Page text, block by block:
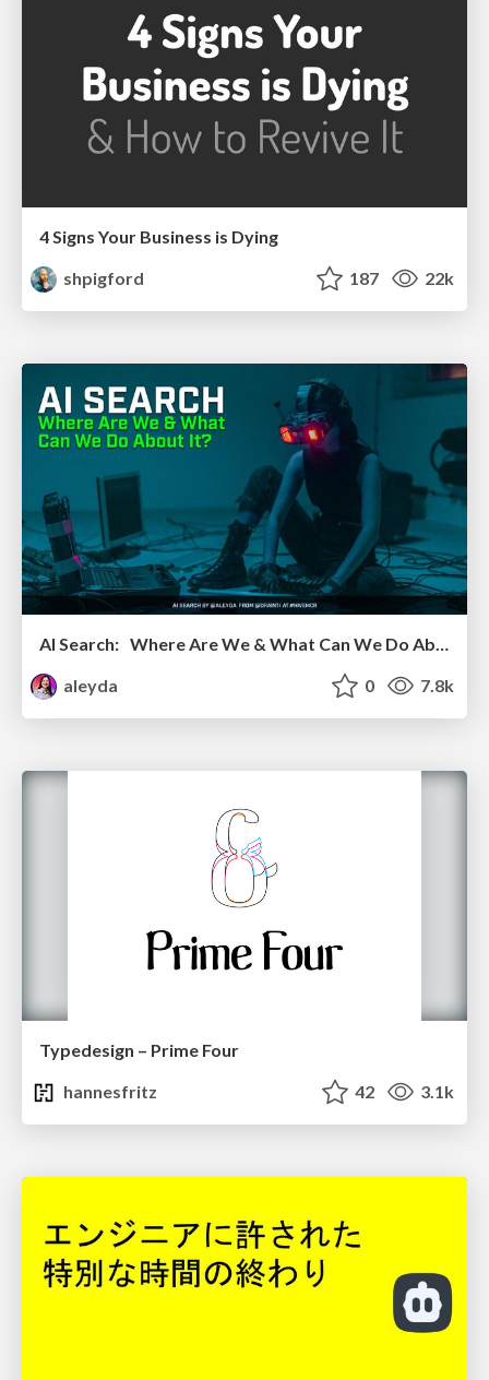
4 Signs Your Business is Dying
shpigford
187 22k
AI Search: Where Are We & What Can We Do About It?
aleyda
0 7.8k
Typedesign – Prime Four
hannesfritz
42 3.1k